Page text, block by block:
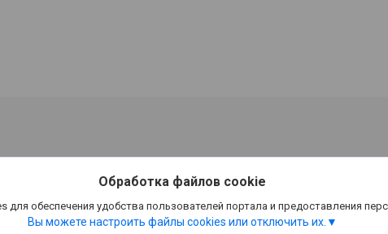
Обработка файлов cookie
обеспечения удобства пользователей портала и предоставления
Вы можете настроить файлы cookies или отключить их.